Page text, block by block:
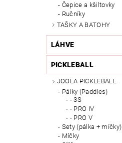
Čepice a kšiltovky
Ručníky
TAŠKY A BATOHY
LÁHVE
PICKLEBALL
JOOLA PICKLEBALL
Pálky (Paddles)
- 3S
- PRO IV
- PRO V
Sety (pálka + míčky)
Míčky